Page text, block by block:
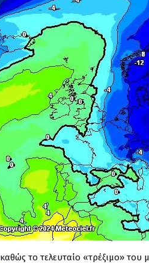
καθώς το τελευταίο «τρέξιμο» του